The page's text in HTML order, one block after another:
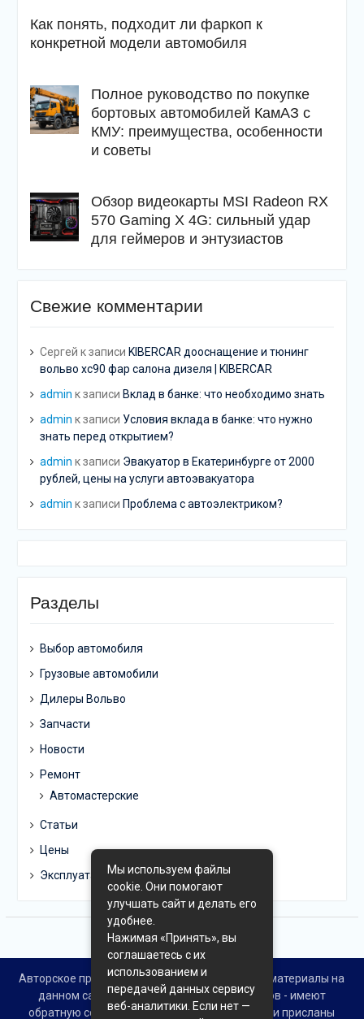
Как понять, подходит ли фаркоп к
конкретной модели автомобиля
Полное руководство по покупке
бортовых автомобилей КамАЗ с
КМУ: преимущества, особенности
и советы
Обзор видеокарты MSI Radeon RX
570 Gaming X 4G: сильный удар
для геймеров и энтузиастов
Свежие комментарии
Сергей к записи KIBERCAR дооснащение и тюнинг
вольво хс90 фар салона дизеля | KIBERCAR
admin к записи Вклад в банке: что необходимо знать
admin к записи Условия вклада в банке: что нужно
знать перед открытием?
admin к записи Эвакуатор в Екатеринбурге от 2000
рублей, цены на услуги автоэвакуатора
admin к записи Проблема с автоэлектриком?
Разделы
Выбор автомобиля
Грузовые автомобили
Дилеры Вольво
Запчасти
Новости
Ремонт
Автомастерские
Статьи
Цены
Эксплуатация
Авторское право © Все права защищены. Все материалы на
данном сайте взяты из открытых источников - имеют
обратную ссылку на материал в интернете или присланы
Мы используем файлы
cookie. Они помогают
улучшать сайт и делать его
удобнее.
Нажимая «Принять», вы
соглашаетесь с их
использованием и
передачей данных сервису
веб-аналитики. Если нет —